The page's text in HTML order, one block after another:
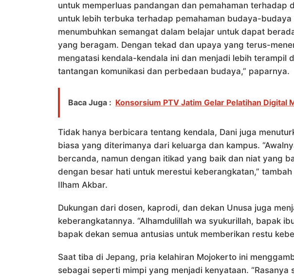
untuk memperluas pandangan dan pemahaman terhadap
untuk lebih terbuka terhadap pemahaman budaya-
menumbuhkan semangat dalam belajar untuk dapat
yang beragam. Dengan tekad dan upaya yang terus-
mengatasi kendala-kendala ini dan menjadi lebih terampil
tantangan komunikasi dan perbedaan budaya,” paparnya.
Baca Juga : Konsorsium PTV Jatim Gelar Pelatihan Digital
Tidak hanya berbicara tentang kendala, Dani juga
biasa yang diterimanya dari keluarga dan kampus.
bercanda, namun dengan itikad yang baik dan niat yang
dengan besar hati untuk merestui keberangkatan,”
Ilham Akbar.
Dukungan dari dosen, kaprodi, dan dekan Unusa juga
keberangkatannya. “Alhamdulillah wa syukurillah, bapak
bapak dekan semua antusias untuk memberikan restu
Saat tiba di Jepang, pria kelahiran Mojokerto ini
sebagai seperti mimpi yang menjadi kenyataan. “Rasanya